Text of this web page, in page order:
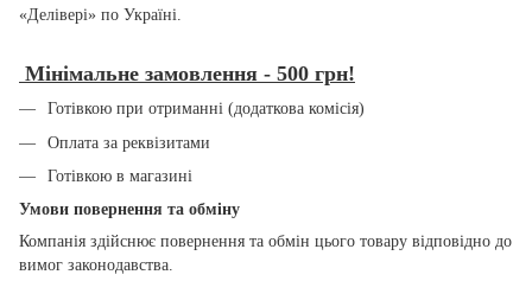
«Делівері» по Україні.
Мінімальне замовлення - 500 грн!
Готівкою при отриманні (додаткова комісія)
Оплата за реквізитами
Готівкою в магазині
Умови повернення та обміну
Компанія здійснює повернення та обмін цього товару відповідно до
вимог законодавства.